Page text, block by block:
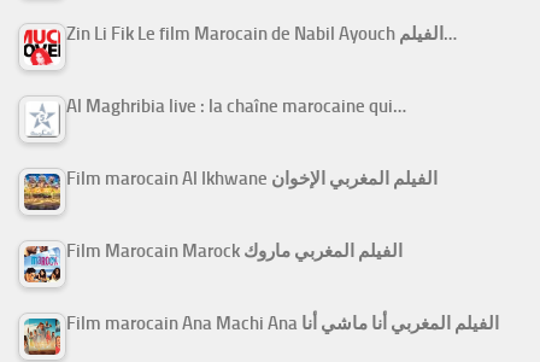
Zin Li Fik Le film Marocain de Nabil Ayouch الفيلم…
Al Maghribia live : la chaîne marocaine qui…
Film marocain Al Ikhwane الفيلم المغربي الإخوان
Film Marocain Marock الفيلم المغربي ماروك
Film marocain Ana Machi Ana الفيلم المغربي أنا ماشي أنا